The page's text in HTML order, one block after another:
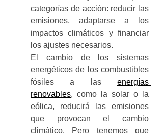
categorías de acción: reducir las
emisiones, adaptarse a los
impactos climáticos y financiar
los ajustes necesarios.
El cambio de los sistemas
energéticos de los combustibles
fósiles a las energías
renovables, como la solar o la
eólica, reducirá las emisiones
que provocan el cambio
climático. Pero tenemos que